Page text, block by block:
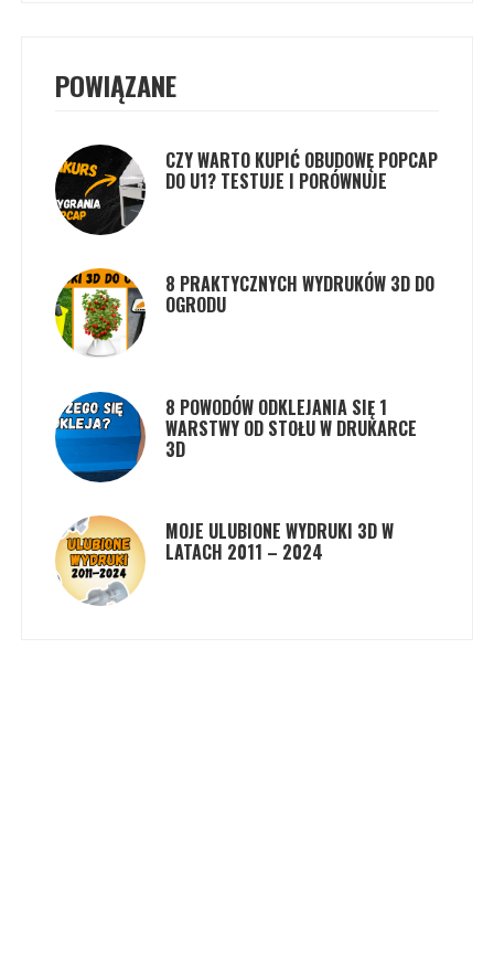
POWIĄZANE
CZY WARTO KUPIĆ OBUDOWĘ POPCAP
DO U1? TESTUJE I PORÓWNUJE
8 PRAKTYCZNYCH WYDRUKÓW 3D DO
OGRODU
8 POWODÓW ODKLEJANIA SIĘ 1
WARSTWY OD STOŁU W DRUKARCE
3D
MOJE ULUBIONE WYDRUKI 3D W
LATACH 2011 – 2024